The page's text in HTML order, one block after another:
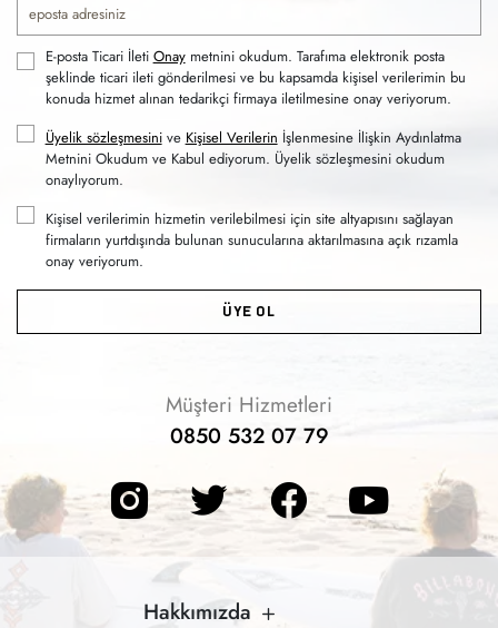
E-posta Ticari İleti Onaymetnini okudum. Tarafıma elektronik posta
şeklinde ticari ileti gönderilmesi ve bu kapsamda kişisel verilerimin bu
konuda hizmet alınan tedarikçi firmaya iletilmesine onay veriyorum.
Üyelik sözleşmesinive Kişisel Verilerin İşlenmesine İlişkin Aydınlatma
Metnini Okudum ve Kabul ediyorum. Üyelik sözleşmesini okudum
onaylıyorum.
Kişisel verilerimin hizmetin verilebilmesi için site altyapısını sağlayan
firmaların yurtdışında bulunan sunucularına aktarılmasına açık rızamla
onay veriyorum.
ÜYE OL
Müşteri Hizmetleri
0850 532 07 79
Hakkımızda